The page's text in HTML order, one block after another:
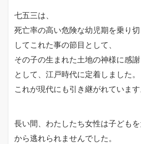
七五三は、
死亡率の高い危険な幼児期を乗り
してこれた事の節目として、
その子の生まれた土地の神様に感
として、江戸時代に定着しました。
これが現代にも引き継がれています
長い間、わたしたち女性は子ども
から逃れられませんでした。